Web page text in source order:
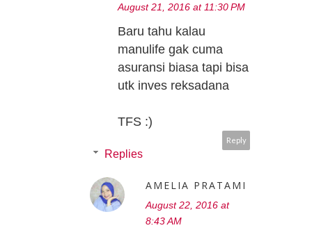
August 21, 2016 at 11:30 PM
Baru tahu kalau
manulife gak cuma
asuransi biasa tapi bisa
utk inves reksadana
TFS :)
Reply
Replies
AMELIA PRATAMI
August 22, 2016 at
8:43 AM